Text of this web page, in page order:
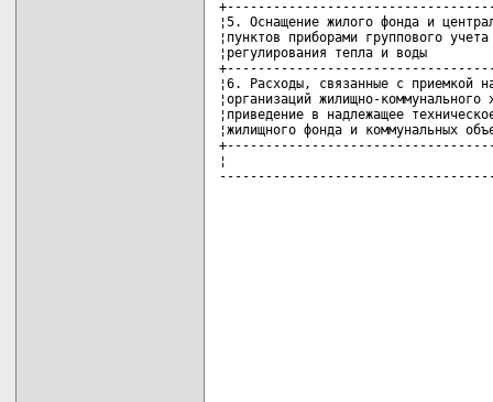
¦5. Оснащение жилого фонда и
¦пунктов приборами группового
¦регулирования тепла и
¦6. Расходы, связанные с
¦организаций жилищно-
¦приведение в надлежащее
¦жилищного фонда и
¦